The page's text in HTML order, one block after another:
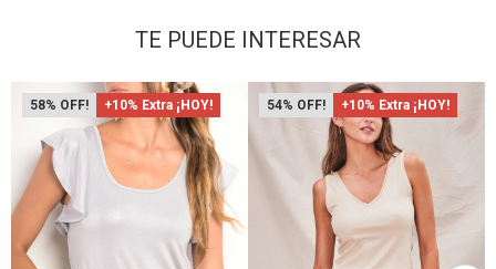
TE PUEDE INTERESAR
58 +10% Extra ¡HOY! 54 +10% Extra ¡HOY!